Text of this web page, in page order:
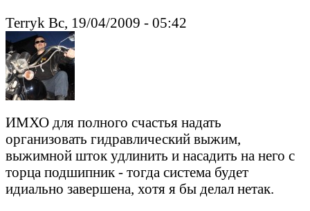
Terryk Вс, 19/04/2009 - 05:42
ИМХО для полного счастья надать
организовать гидравлический выжим,
выжимной шток удлинить и насадить на него с
торца подшипник - тогда система будет
идиально завершена, хотя я бы делал нетак.